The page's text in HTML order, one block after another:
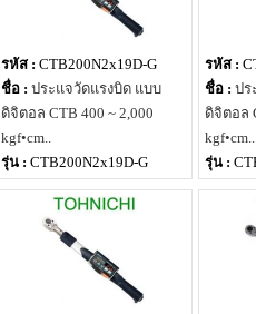
รหัส : CTB200N2x19D-G
ชื่อ : ประแจวัดแรงบิด แบบ
ดิจิตอล CTB 400 ~ 2,000
kgf•cm..
รุ่น : CTB200N2x19D-G
รหัส :
ชื่อ : ปร
ดิจิตอล
kgf•cm..
รุ่น :